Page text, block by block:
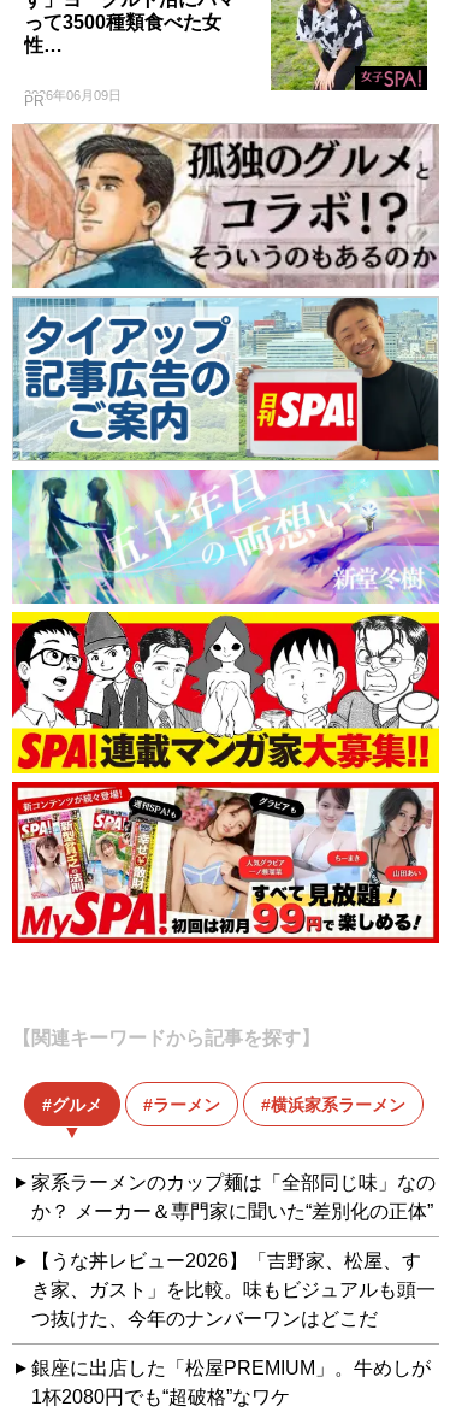
って3500種類食べた女
性…
2026年06月09日
PR
【関連キーワードから記事を探す】
グルメ ラーメン 横浜家系ラーメン
家系ラーメンのカップ麺は「全部同じ味」なの
か？ メーカー＆専門家に聞いた“差別化の正体”
【うな丼レビュー2026】「吉野家、松屋、す
き家、ガスト」を比較。味もビジュアルも頭一
つ抜けた、今年のナンバーワンはどこだ
銀座に出店した「松屋PREMIUM」。牛めしが
1杯2080円でも“超破格”なワケ